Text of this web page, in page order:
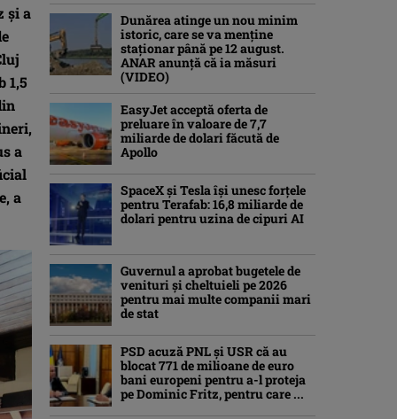
și a
1,5
a
a
Dunărea atinge un nou minim
istoric, care se va menține
staționar până pe 12 august.
ANAR anunță că ia măsuri
(VIDEO)
EasyJet acceptă oferta de
preluare în valoare de 7,7
miliarde de dolari făcută de
Apollo
SpaceX și Tesla își unesc forțele
pentru Terafab: 16,8 miliarde de
dolari pentru uzina de cipuri AI
Guvernul a aprobat bugetele de
venituri și cheltuieli pe 2026
pentru mai multe companii mari
de stat
PSD acuză PNL și USR că au
blocat 771 de milioane de euro
bani europeni pentru a-l proteja
pe Dominic Fritz, pentru care ...